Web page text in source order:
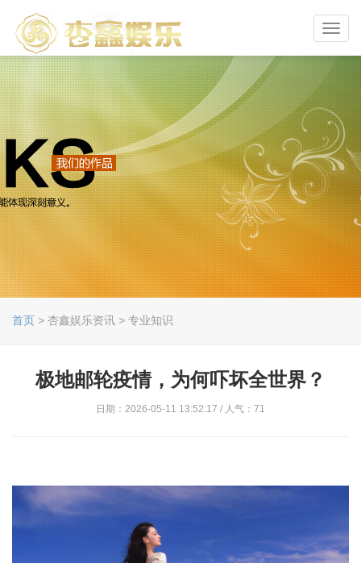
首页 > 杏鑫娱乐资讯 > 专业知识
极地邮轮疫情，为何吓坏全世界？
日期：2026-05-11 13:52:17 / 人气：71